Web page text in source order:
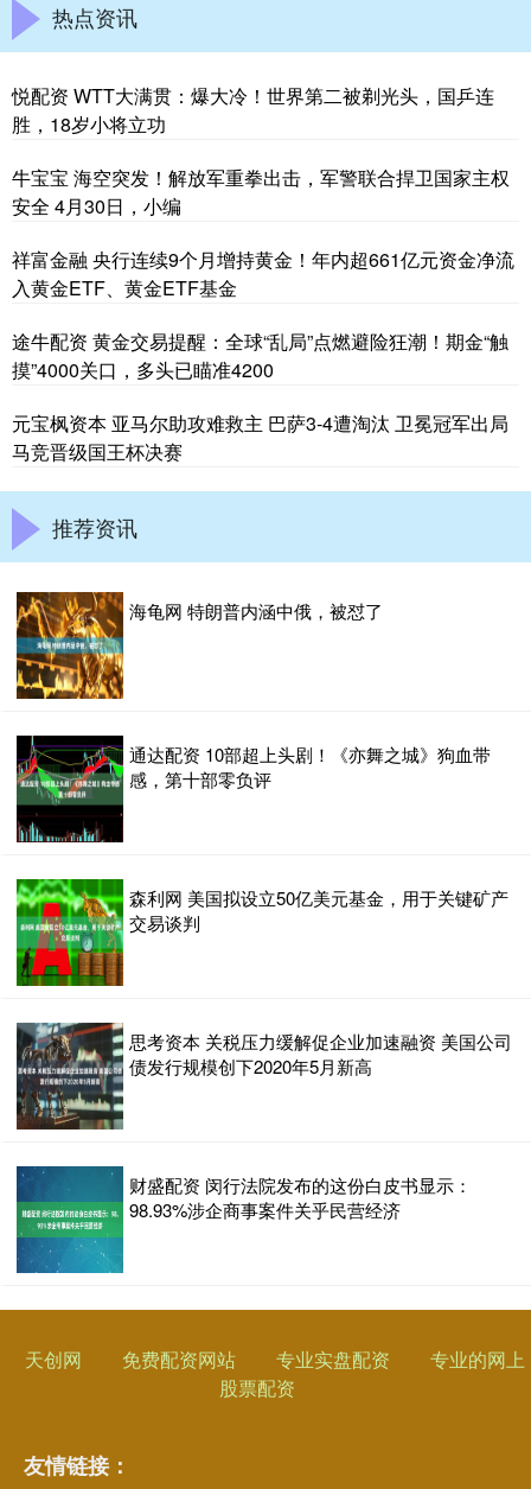
热点资讯
悦配资 WTT大满贯：爆大冷！世界第二被剃光头，国乒连
胜，18岁小将立功
牛宝宝 海空突发！解放军重拳出击，军警联合捍卫国家主权
安全 4月30日，小编
祥富金融 央行连续9个月增持黄金！年内超661亿元资金净流
入黄金ETF、黄金ETF基金
途牛配资 黄金交易提醒：全球“乱局”点燃避险狂潮！期金“触
摸”4000关口，多头已瞄准4200
元宝枫资本 亚马尔助攻难救主 巴萨3-4遭淘汰 卫冕冠军出局
马竞晋级国王杯决赛
推荐资讯
海龟网 特朗普内涵中俄，被怼了
通达配资 10部超上头剧！《亦舞之城》狗血带
感，第十部零负评
森利网 美国拟设立50亿美元基金，用于关键矿产
交易谈判
思考资本 关税压力缓解促企业加速融资 美国公司
债发行规模创下2020年5月新高
财盛配资 闵行法院发布的这份白皮书显示：
98.93%涉企商事案件关乎民营经济
天创网 免费配资网站 专业实盘配资
专业的网上
股票配资
友情链接：